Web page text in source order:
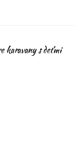
karavany s deťmi